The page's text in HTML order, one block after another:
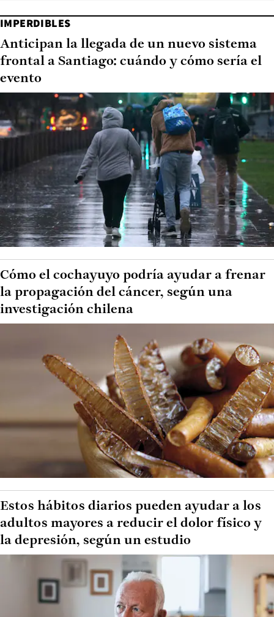
IMPERDIBLES
Anticipan la llegada de un nuevo sistema
frontal a Santiago: cuándo y cómo sería el
evento
Cómo el cochayuyo podría ayudar a frenar
la propagación del cáncer, según una
investigación chilena
Estos hábitos diarios pueden ayudar a los
adultos mayores a reducir el dolor físico y
la depresión, según un estudio